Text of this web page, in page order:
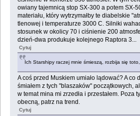
owiany tajemnicą stop SX-300 a potem SX-
materiału, który wytrzymałby te diabelskie
tlenowej i temperaturze 3000 C. Silniki
stosunek w okolicy 70 i ciśnienie 200
dzień-dwa produkuje kolejnego Raptora 3...
Cytuj
Ich Starshipy raczej mnie śmieszą, rozbija się
A coś przed Muskiem umiało lądować? A co
śmiałem z tych "blaszaków" początkowych,
w temat mina mi zrzedła i przestałem. Poza
obecną, patrz na trend.
Cytuj